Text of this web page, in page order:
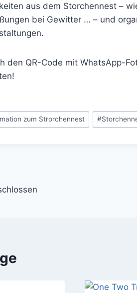
aus dem Storchennest –
bei Gewitter … – und
den QR-Code mit WhatsApp-
zum Strorchennest #